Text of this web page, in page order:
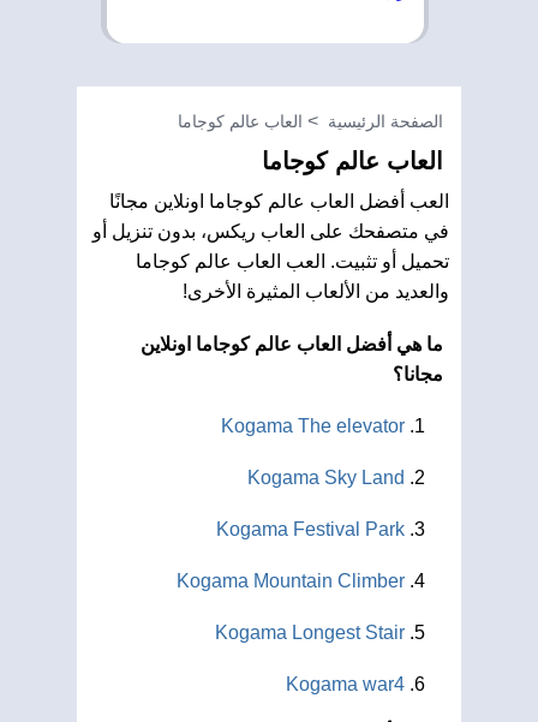
الصفحة الرئيسية العاب عالم كوجاما
العاب عالم كوجاما
العب أفضل العاب عالم كوجاما اونلاين مجانًا
في متصفحك على العاب ريكس، بدون تنزيل أو
تحميل أو تثبيت. العب العاب عالم كوجاما
والعديد من الألعاب المثيرة الأخرى!
ما هي أفضل العاب عالم كوجاما اونلاين
مجانا؟
Kogama The elevator
Kogama Sky Land
Kogama Festival Park
Kogama Mountain Climber
Kogama Longest Stair
Kogama war4